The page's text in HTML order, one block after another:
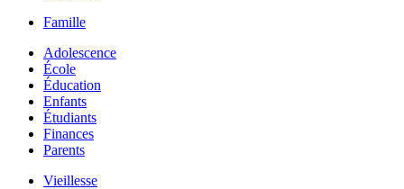
Famille
Adolescence
École
Éducation
Enfants
Étudiants
Finances
Parents
Vieillesse